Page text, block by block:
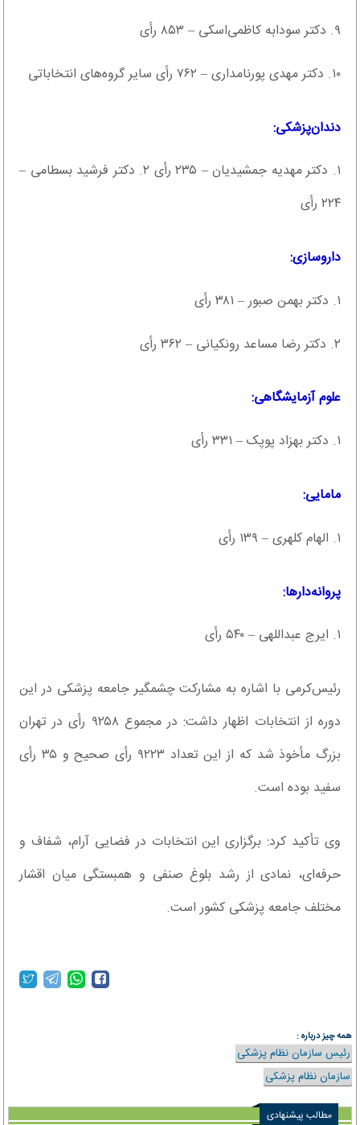
۹. دکتر سودابه کاظمی‌اسکی – ۸۵۳ رأی
۱۰. دکتر مهدی پورنامداری – ۷۶۲ رأی سایر گروه‌های انتخاباتی
دندان‌پزشکی:
۱. دکتر مهدیه جمشیدیان – ۲۳۵ رأی ۲. دکتر فرشید بسطامی –
۲۲۴ رأی
داروسازی:
۱. دکتر بهمن صبور – ۳۸۱ رأی
۲. دکتر رضا مساعد رونکیانی – ۳۶۲ رأی
علوم آزمایشگاهی:
۱. دکتر بهزاد پوپک – ۳۳۱ رأی
مامایی:
۱. الهام کلهری – ۱۳۹ رأی
پروانه‌دارها:
۱. ایرج عبداللهی – ۵۴۰ رأی
رئیس‌کرمی با اشاره به مشارکت چشمگیر جامعه پزشکی در این
دوره از انتخابات اظهار داشت: در مجموع ۹۲۵۸ رأی در تهران
بزرگ مأخوذ شد که از این تعداد ۹۲۲۳ رأی صحیح و ۳۵ رأی
سفید بوده است.
وی تأکید کرد: برگزاری این انتخابات در فضایی آرام، شفاف و
حرفه‌ای، نمادی از رشد بلوغ صنفی و همبستگی میان اقشار
مختلف جامعه پزشکی کشور است.
همه چیز درباره :
رئیس سازمان نظام پزشکی
سازمان نظام پزشکی
مطالب پیشنهادی